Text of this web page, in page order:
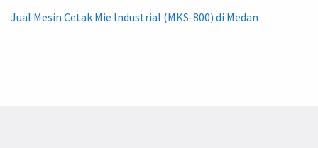
Jual Mesin Cetak Mie Industrial (MKS-800) di Medan